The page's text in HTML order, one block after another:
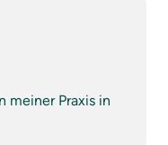
meiner Praxis in